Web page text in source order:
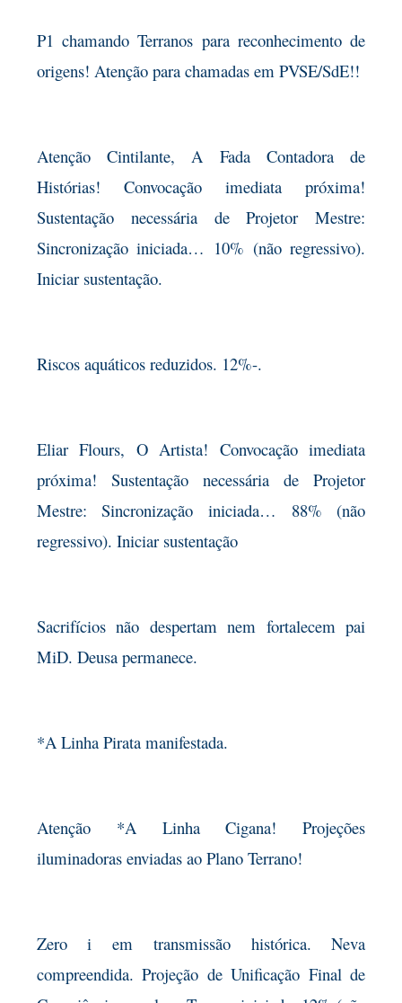
P1 chamando Terranos para reconhecimento de
origens! Atenção para chamadas em PVSE/SdE!!
Atenção Cintilante, A Fada Contadora de
Histórias! Convocação imediata próxima!
Sustentação necessária de Projetor Mestre:
Sincronização iniciada… 10% (não regressivo).
Iniciar sustentação.
Riscos aquáticos reduzidos. 12%-.
Eliar Flours, O Artista! Convocação imediata
próxima! Sustentação necessária de Projetor
Mestre: Sincronização iniciada… 88% (não
regressivo). Iniciar sustentação
Sacrifícios não despertam nem fortalecem pai
MiD. Deusa permanece.
*A Linha Pirata manifestada.
Atenção *A Linha Cigana! Projeções
iluminadoras enviadas ao Plano Terrano!
Zero i em transmissão histórica. Neva
compreendida. Projeção de Unificação Final de